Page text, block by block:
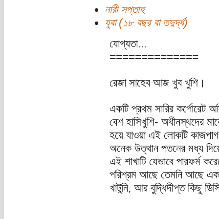
নারী সপ্তাহ
যুবা (১৮ বছর বা তদুর্দ্ধ)
যোগ্যতা...
==============
রেজা সাহেব আজ খুব খুশি।
একটি প্রথম সারির কর্পোরেট
বেশ হাসিখুশি- অধীনস্থদের
হয়ে যাওয়া এই লোকটি
অনেক উত্থান পতনের মধ্য
এই শাখাটি যেভাবে পারফর্ম
পরিশ্রম আছে তেমনি আছে
খাটুনি, আর বুদ্ধিদীপ্ত কিছু